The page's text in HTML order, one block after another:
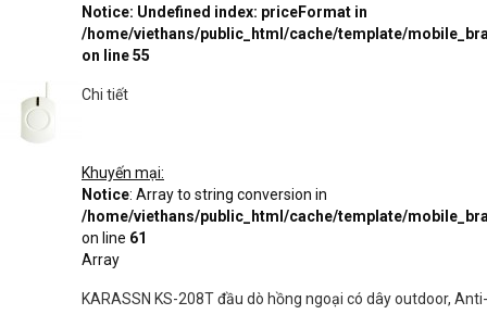
Notice: Undefined index: priceFormat in
/home/viethans/public_html/cache/template/
on line55
Chi tiết
Khuyến mại:
Notice: Array to string conversion in
/home/viethans/public_html/cache/template/
on line 61
Array
KARASSN KS-208T đầu dò hồng ngoại có dây outdoor,